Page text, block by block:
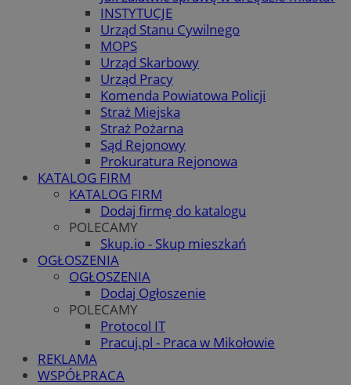
INSTYTUCJE
Urząd Stanu Cywilnego
MOPS
Urząd Skarbowy
Urząd Pracy
Komenda Powiatowa Policji
Straż Miejska
Straż Pożarna
Sąd Rejonowy
Prokuratura Rejonowa
KATALOG FIRM
KATALOG FIRM
Dodaj firmę do katalogu
POLECAMY
Skup.io - Skup mieszkań
OGŁOSZENIA
OGŁOSZENIA
Dodaj Ogłoszenie
POLECAMY
Protocol IT
Pracuj.pl - Praca w Mikołowie
REKLAMA
WSPÓŁPRACA